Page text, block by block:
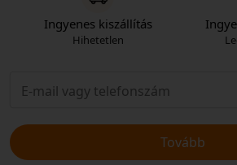
Ingyenes kiszállítás
Hihetetlen
Tovább